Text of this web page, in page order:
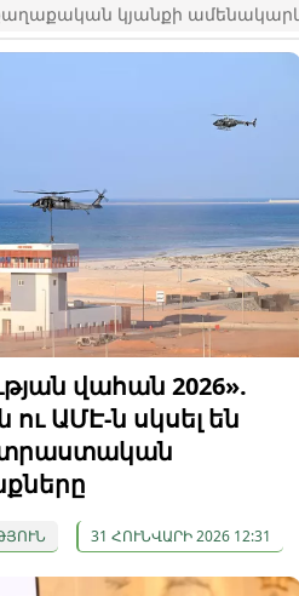
կյանքի
վահան 2026».
ԱՄԷ-ն սկսել են
31 ՀՈՒՆՎԱՐԻ 2026 12:31